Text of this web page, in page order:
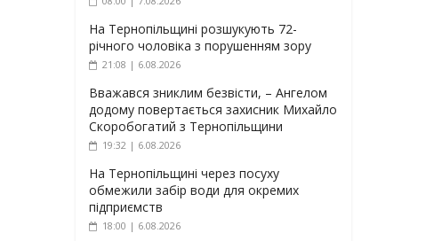
На Тернопільщині розшукують 72-
річного чоловіка з порушенням зору
21:08 | 6.08.2026
Вважався зниклим безвісти, – Ангелом
додому повертається захисник Михайло
Скоробогатий з Тернопільщини
19:32 | 6.08.2026
На Тернопільщині через посуху
обмежили забір води для окремих
підприємств
18:00 | 6.08.2026